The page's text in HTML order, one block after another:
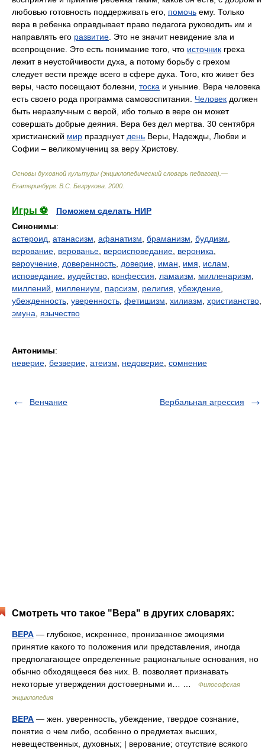
любовью готовность поддерживать его, помочь ему. Только
вера в ребенка оправдывает право педагога руководить им и
направлять его развитие . Это не значит невидение зла и
всепрощение. Это есть понимание того, что источник греха
лежит в неустойчивости духа, а потому борьбу с грехом
следует вести прежде всего в сфере духа. Того, кто живет без
веры, часто посещают болезни, тоска и уныние. Вера человека
есть своего рода программа самовоспитания. Человек должен
быть неразлучным с верой, ибо только в вере он может
совершать добрые деяния. Вера без дел мертва. 30 сентября
христианский мир празднует день Веры, Надежды, Любви и
Софии – великомучениц за веру Христову.
Основы духовной культуры (энциклопедический словарь педагога).—
Екатеринбург В.С. Безрукова 2000
Игры ⚽
Поможем сделать НИР
Синонимы:
астероид атанасизм афанатизм браманизм буддизм
верование верованье вероисповедание вероника
вероучение доверенность доверие иман имя ислам
исповедание иудейство конфессия ламаизм милленаризм
миллений
миллениум парсизм религия убеждение
убежденность уверенность фетишизм хилиазм христианство
эмуна язычество
Антонимы:
неверие безверие атеизм недоверие сомнение
Венчание Вербальная агрессия
Смотреть что такое "Вера" в других словарях:
ВЕРА — глубокое, искреннее, пронизанное эмоциями
принятие какого то положения или представления, иногда
предполагающее определенные рациональные основания, но
обычно обходящееся без них. В. позволяет признавать
некоторые утверждения достоверными и… …
Философская
энциклопедия
ВЕРА — жен. уверенность, убеждение, твердое сознание,
понятие о чем либо, особенно о предметах высших,
невещественных, духовных; | верование; отсутствие всякого